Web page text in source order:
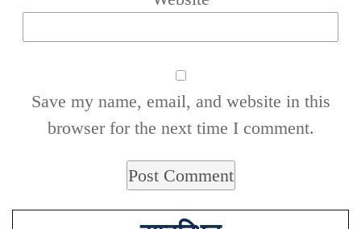
Save my name, email, and website in this
browser for the next time I comment.